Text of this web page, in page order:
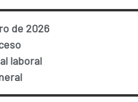
de 2026
laboral